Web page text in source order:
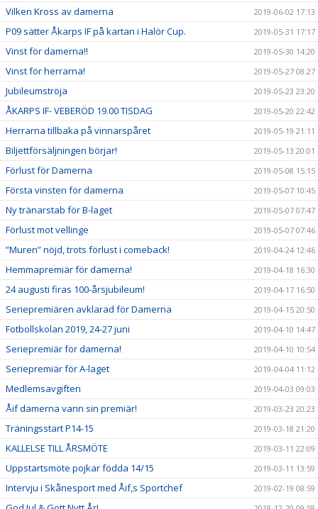
Vilken Kross av damerna 2019-06-02 17:13
P09 sätter Åkarps IF på kartan i Halör Cup. 2019-05-31 17:17
Vinst för damerna!! 2019-05-30 14:20
Vinst för herrarna! 2019-05-27 08:27
Jubileumströja 2019-05-23 23:20
ÅKARPS IF- VEBERÖD 19.00 TISDAG 2019-05-20 22:42
Herrarna tillbaka på vinnarspåret 2019-05-19 21:11
Biljettförsäljningen börjar! 2019-05-13 20:01
Förlust för Damerna 2019-05-08 15:15
Första vinsten för damerna 2019-05-07 10:45
Ny tränarstab för B-laget 2019-05-07 07:47
Förlust mot vellinge 2019-05-07 07:46
”Muren” nöjd, trots förlust i comeback! 2019-04-24 12:46
Hemmapremiär för damerna! 2019-04-18 16:30
24 augusti firas 100-årsjubileum! 2019-04-17 16:50
Seriepremiären avklarad för Damerna 2019-04-15 20:50
Fotbollskolan 2019, 24-27 juni 2019-04-10 14:47
Seriepremiär för damerna! 2019-04-10 10:54
Seriepremiär för A-laget 2019-04-04 11:12
Medlemsavgiften 2019-04-03 09:03
Åif damerna vann sin premiär! 2019-03-23 20:23
Träningsstart P14-15 2019-03-18 21:20
KALLELSE TILL ÅRSMÖTE 2019-03-11 22:09
Uppstartsmöte pojkar födda 14/15 2019-03-11 13:59
Intervju i Skånesport med Åif,s Sportchef 2019-02-19 08:59